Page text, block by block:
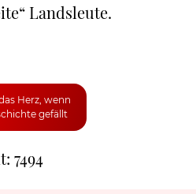
Landsleute.
Herz, wenn
gefällt
7494